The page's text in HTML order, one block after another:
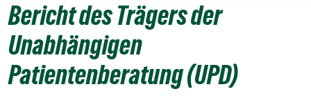
Bericht des Trägers der
Unabhängigen
Patientenberatung (UPD)